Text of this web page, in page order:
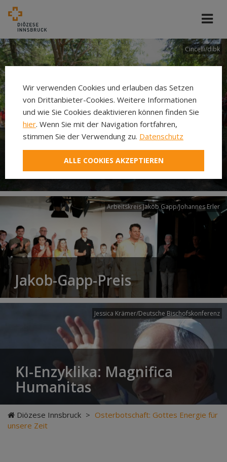
Cincelli/dibk
Neuer Pilgerweg Via
Laudato si’
Arbeitskreis Jakob Gapp/Johannes Erler
Jakob-Gapp-Preis
Jessica Krämer/Deutsche Bischofskonferenz
KI-Enzyklika: Magnifica
Humanitas
Diözese Innsbruck > Osterbotschaft: Gottes Energie für
unsere Zeit
Wir verwenden Cookies und erlauben das Setzen
von Drittanbieter-Cookies. Weitere Informationen
und wie Sie Cookies deaktivieren können finden Sie
hier. Wenn Sie mit der Navigation fortfahren,
stimmen Sie der Verwendung zu. Datenschutz
ALLE COOKIES AKZEPTIEREN